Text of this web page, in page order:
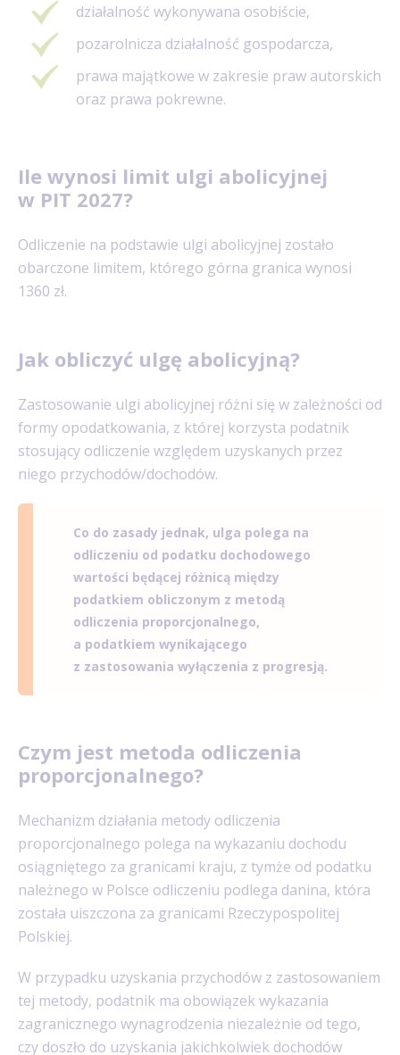
działalność wykonywana osobiście,
pozarolnicza działalność gospodarcza,
prawa majątkowe w zakresie praw autorskich
oraz prawa pokrewne.
Ile wynosi limit ulgi abolicyjnej
w PIT 2027?
Odliczenie na podstawie ulgi abolicyjnej zostało
obarczone limitem, którego górna granica wynosi
1360 zł.
Jak obliczyć ulgę abolicyjną?
Zastosowanie ulgi abolicyjnej różni się w zależności od
formy opodatkowania, z której korzysta podatnik
stosujący odliczenie względem uzyskanych przez
niego przychodów/dochodów.
Co do zasady jednak, ulga polega na
odliczeniu od podatku dochodowego
wartości będącej różnicą między
podatkiem obliczonym z metodą
odliczenia proporcjonalnego,
a podatkiem wynikającego
z zastosowania wyłączenia z progresją.
Czym jest metoda odliczenia
proporcjonalnego?
Mechanizm działania metody odliczenia
proporcjonalnego polega na wykazaniu dochodu
osiągniętego za granicami kraju, z tymże od podatku
należnego w Polsce odliczeniu podlega danina, która
została uiszczona za granicami Rzeczypospolitej
Polskiej.
W przypadku uzyskania przychodów z zastosowaniem
tej metody, podatnik ma obowiązek wykazania
zagranicznego wynagrodzenia niezależnie od tego,
czy doszło do uzyskania jakichkolwiek dochodów